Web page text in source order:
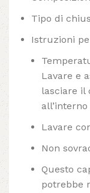
Tipo di
Istruzioni
Lavare e
lasciare il
Lavare
Non
Questo
potrebbe